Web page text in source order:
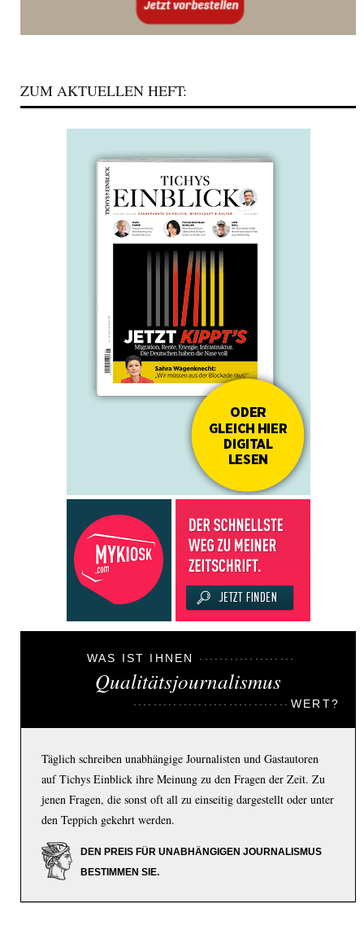
ZUM AKTUELLEN HEFT:
WAS IST IHNEN
Qualitätsjournalismus
WERT?
Täglich schreiben unabhängige Journalisten und Gastautoren
auf Tichys Einblick ihre Meinung zu den Fragen der Zeit. Zu
jenen Fragen, die sonst oft all zu einseitig dargestellt oder unter
den Teppich gekehrt werden.
DEN PREIS FÜR UNABHÄNGIGEN JOURNALISMUS
BESTIMMEN SIE.